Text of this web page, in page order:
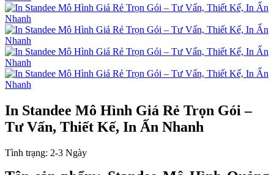
In Standee Mô Hình Giá Rẻ Trọn Gói –
Tư Vấn, Thiết Kế, In Ấn Nhanh
Tình trạng: 2-3 Ngày